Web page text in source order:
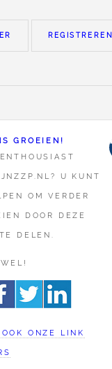
REGISTREREN
GROEIEN!
U KUNT
OM VERDER
DOOR DEZE
DELEN.
ONZE LINK